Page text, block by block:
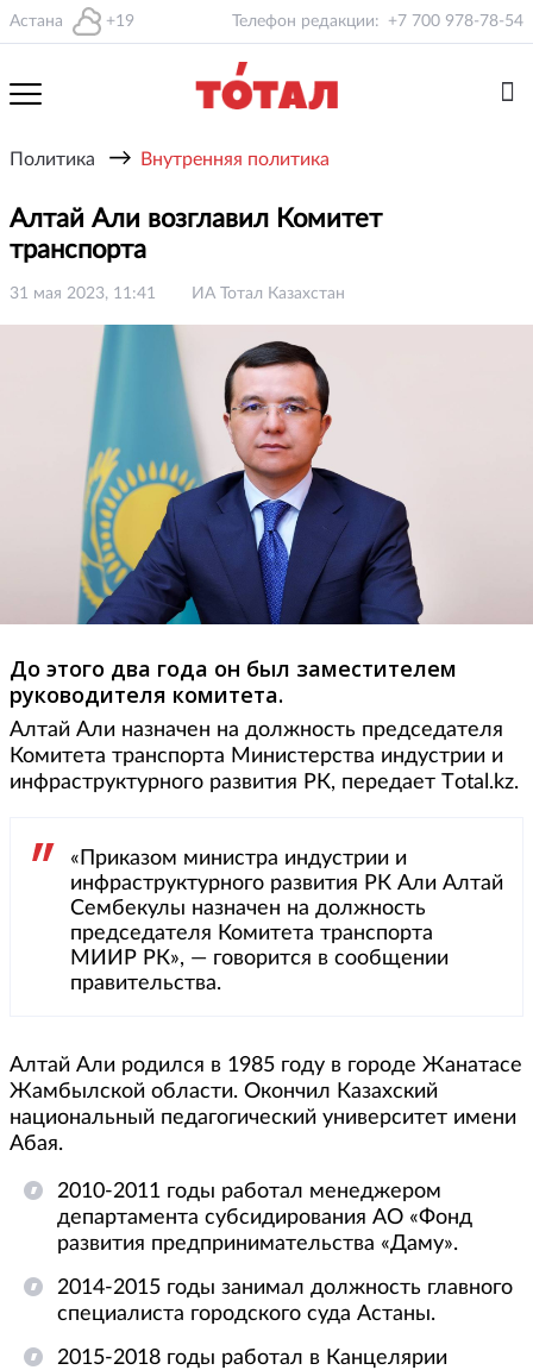
Астана +19 Телефон редакции: +7 700 978-78-54
Политика → Внутренняя политика
Алтай Али возглавил Комитет
транспорта
31 мая 2023, 11:41 ИА Тотал Казахстан
До этого два года он был заместителем
руководителя комитета.
Алтай Али назначен на должность председателя
Комитета транспорта Министерства индустрии и
инфраструктурного развития РК, передает Тotal.kz.
«Приказом министра индустрии и
инфраструктурного развития РК Али Алтай
Сембекулы назначен на должность
председателя Комитета транспорта
МИИР РК», — говорится в сообщении
правительства.
Алтай Али родился в 1985 году в городе Жанатасе
Жамбылской области. Окончил Казахский
национальный педагогический университет имени
Абая.
2010-2011 годы работал менеджером
департамента субсидирования АО «Фонд
развития предпринимательства «Даму».
2014-2015 годы занимал должность главного
специалиста городского суда Астаны.
2015-2018 годы работал в Канцелярии